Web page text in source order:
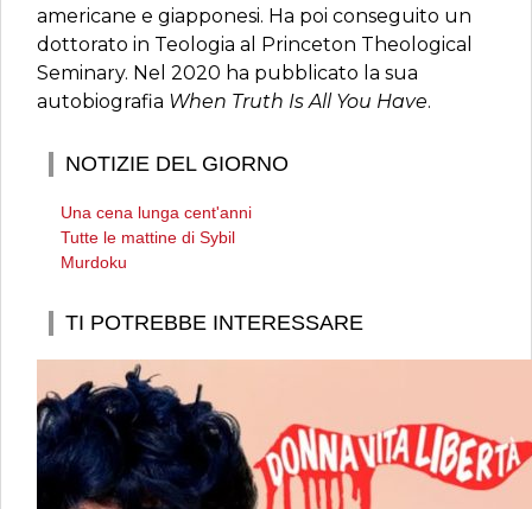
americane e giapponesi. Ha poi conseguito un
dottorato in Teologia al Princeton Theological
Seminary. Nel 2020 ha pubblicato la sua
autobiografia When Truth Is All You Have.
NOTIZIE DEL GIORNO
Una cena lunga cent'anni
Tutte le mattine di Sybil
Murdoku
TI POTREBBE INTERESSARE